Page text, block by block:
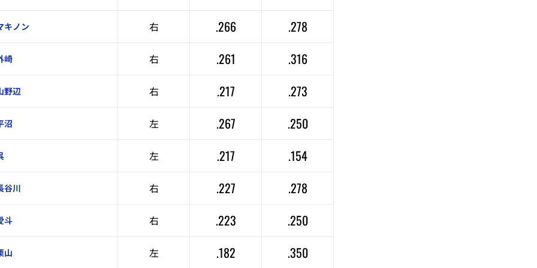
キノン 右 .266 .278
崎 右 .261 .316
野辺 右 .217 .273
沼 左 .267 .250
左 .217 .154
谷川 右 .227 .278
斗 右 .223 .250
山 左 .182 .350